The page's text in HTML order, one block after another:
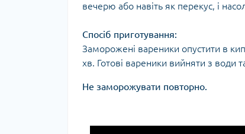
вечерю або навіть як перекус, і
Спосіб приготування:
Заморожені вареники опустити в
хв. Готові вареники вийняти з
Не заморожувати повторно.